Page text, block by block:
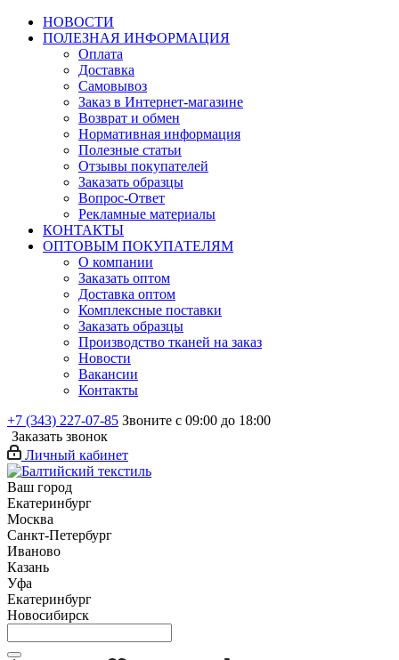
НОВОСТИ
ПОЛЕЗНАЯ ИНФОРМАЦИЯ
Оплата
Доставка
Самовывоз
Заказ в Интернет-магазине
Возврат и обмен
Нормативная информация
Полезные статьи
Отзывы покупателей
Заказать образцы
Вопрос-Ответ
Рекламные материалы
КОНТАКТЫ
ОПТОВЫМ ПОКУПАТЕЛЯМ
О компании
Заказать оптом
Доставка оптом
Комплексные поставки
Заказать образцы
Производство тканей на заказ
Новости
Вакансии
Контакты
+7 (343) 227-07-85 Звоните с 09:00 до 18:00
Заказать звонок
Личный кабинет
Ваш город
Екатеринбург
Москва
Санкт-Петербург
Иваново
Казань
Уфа
Екатеринбург
Новосибирск